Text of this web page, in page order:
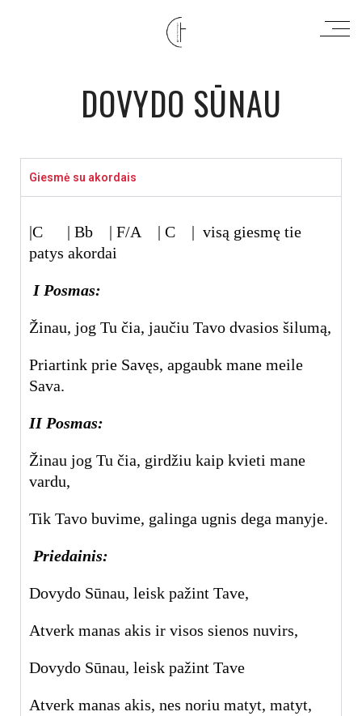
DOVYDO SŪNAU
Giesmė su akordais
|C | Bb | F/A | C | visą giesmę tie
patys akordai
I Posmas:
Žinau, jog Tu čia, jaučiu Tavo dvasios šilumą,
Priartink prie Savęs, apgaubk mane meile
Sava.
II Posmas:
Žinau jog Tu čia, girdžiu kaip kvieti mane
vardu,
Tik Tavo buvime, galinga ugnis dega manyje.
Priedainis:
Dovydo Sūnau, leisk pažint Tave,
Atverk manas akis ir visos sienos nuvirs,
Dovydo Sūnau, leisk pažint Tave
Atverk manas akis, nes noriu matyt, matyt,